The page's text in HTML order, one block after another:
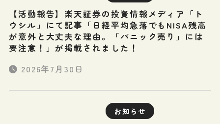
【活動報告】楽天証券の投資情報メディア「ト
ウシル」にて記事「日経平均急落でもNISA残高
が意外と大丈夫な理由。「パニック売り」には
要注意！」が掲載されました！
2026年7月30日
お知らせ